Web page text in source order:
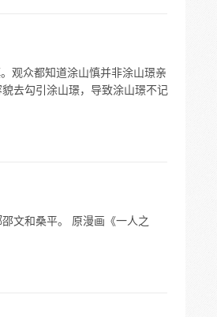
观众都知道涂山慎并非涂山璟亲
去勾引涂山璟，导致涂山璟不记
文和桑平。 原漫画《一人之